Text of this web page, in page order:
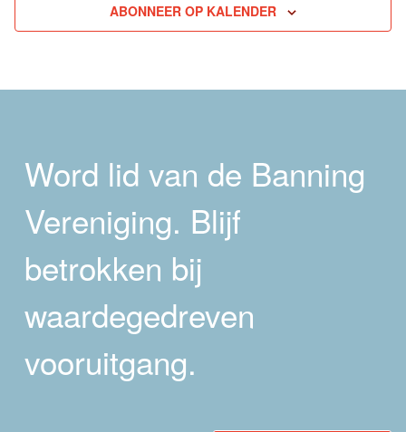
ABONNEER OP KALENDER
Word lid van de Banning
Vereniging. Blijf
betrokken bij
waardegedreven
vooruitgang.